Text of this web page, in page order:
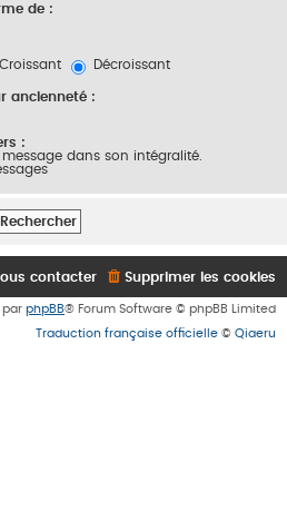
de :
Croissant
Décroissant
ancienneté :
:
dans son intégralité.
Supprimer les cookies
contacter
par phpBB® Forum Software © phpBB Limited
Traduction française officielle © Qiaeru